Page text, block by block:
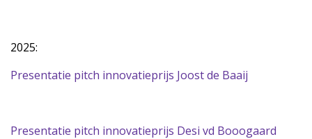
2025:
Presentatie pitch innovatieprijs Joost de Baaij
Presentatie pitch innovatieprijs Desi vd Booogaard